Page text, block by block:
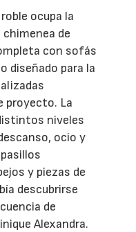
ocupa la
de
con sofás
diseñado para la
proyecto. La
niveles
ocio y
y piezas de
descubrirse
de
Alexandra.